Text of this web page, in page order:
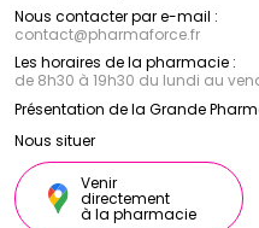
Nous contacter par e-mail :
contact@pharmaforce.fr
Les horaires de la pharmacie :
de 8h30 à 19h30 du lundi au
Présentation de la Grande
Nous situer
Venir
directement
à la pharmacie